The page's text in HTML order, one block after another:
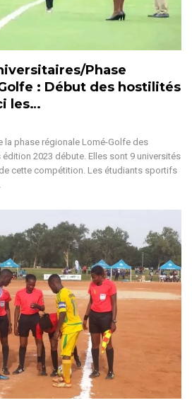
Phase
: Début des hostilités
les…
la phase régionale Lomé-Golfe des
2023 débute. Elles sont 9 universités
cette compétition. Les étudiants sportifs